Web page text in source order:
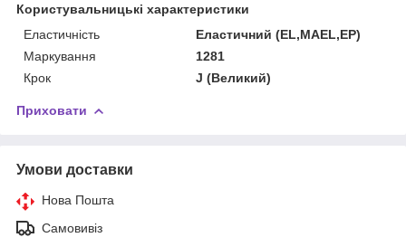
Користувальницькі характеристики
Еластичність
Еластичний (EL,MAEL,EP)
Маркування
1281
Крок
J (Великий)
Приховати
Умови доставки
Нова Пошта
Самовивіз